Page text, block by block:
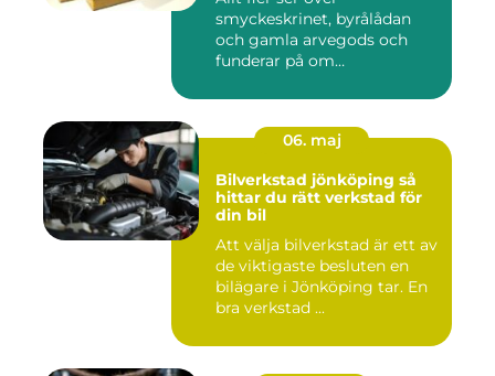
smyckeskrinet, byrålådan
och gamla arvegods och
funderar på om
06. maj
Bilverkstad jönköping så
hittar du rätt verkstad för
din bil
Att välja bilverkstad är ett av
de viktigaste besluten en
bilägare i Jönköping tar. En
bra verkstad ...